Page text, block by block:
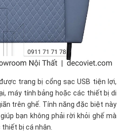
trang bị cổng sạc USB tiện lợi,
máy tính bảng hoặc các thiết bị di
trên ghế. Tính năng đặc biệt này
bạn không phải rời khỏi ghế mà
bị cá nhân.